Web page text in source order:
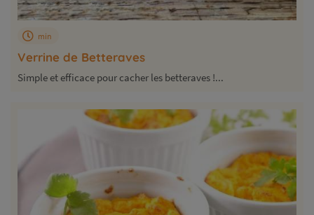
Verrine de Betteraves
min
Simple et efficace pour cacher les betteraves !...